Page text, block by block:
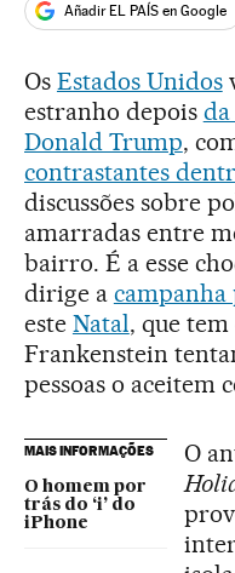
Añadir EL PAÍS en Google
Os Estados Unidos
estranho depois
Donald Trump,
contrastantes
discussões sobre
amarradas entre
bairro. É a esse
dirige a
este Natal, que
Frankenstein
pessoas o aceitem
MAIS INFORMAÇÕES
O homem por
trás do ‘i’ do
iPhone
O